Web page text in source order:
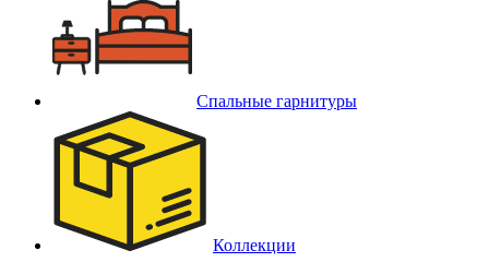
Спальные гарнитуры
Коллекции